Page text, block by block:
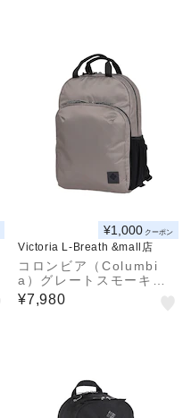
¥1,000 クーポン
Victoria L-Breath &mall店
コロンビア（Columbi
a）グレートスモーキー
ガーデン18Lバックパッ
ク PU8726 252
¥7,980